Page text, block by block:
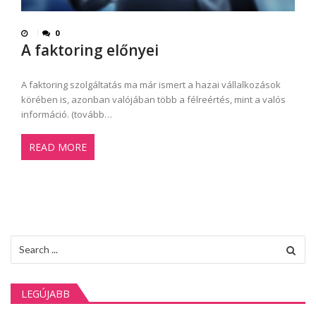
0
A faktoring előnyei
A faktoring szolgáltatás ma már ismert a hazai vállalkozások
körében is, azonban valójában több a félreértés, mint a valós
információ. (tovább…
READ MORE
for:
LEGÚJABB